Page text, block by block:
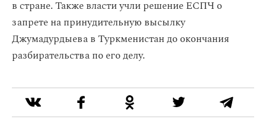
в стране. Также власти учли решение ЕСПЧ о
запрете на принудительную высылку
Джумадурдыева в Туркменистан до окончания
разбирательства по его делу.